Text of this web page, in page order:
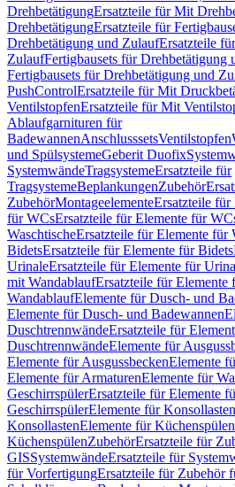
DrehbetätigungErsatzteile für Mit
DrehbetätigungErsatzteile für
Drehbetätigung und ZulaufErsatzteile
ZulaufFertigbausets für Drehbetätigung
Fertigbausets für Drehbetätigung und
PushControlErsatzteile für Mit
VentilstopfenErsatzteile für Mit
Ablaufgarnituren für
BadewannenAnschlusssetsVentilstopfen
und SpülsystemeGeberit Duofix
SystemwändeTragsystemeErsatzteile für
TragsystemeBeplankungenZubehör
ZubehörMontageelementeErsatzteile für
für WCsErsatzteile für Elemente für
WaschtischeErsatzteile für Elemente für
BidetsErsatzteile für Elemente für Bidets
UrinaleErsatzteile für Elemente für
mit WandablaufErsatzteile für Elemente
WandablaufElemente für Dusch- und
Elemente für Dusch- und Badewannen
DuschtrennwändeErsatzteile für
DuschtrennwändeElemente für
Elemente für AusgussbeckenElemente
Elemente für ArmaturenElemente für
GeschirrspülerErsatzteile für Elemente
GeschirrspülerElemente für Konsollasten
KonsollastenElemente für Küchenspülen
KüchenspülenZubehörErsatzteile für
GISSystemwändeErsatzteile für
für VorfertigungErsatzteile für Zubehör